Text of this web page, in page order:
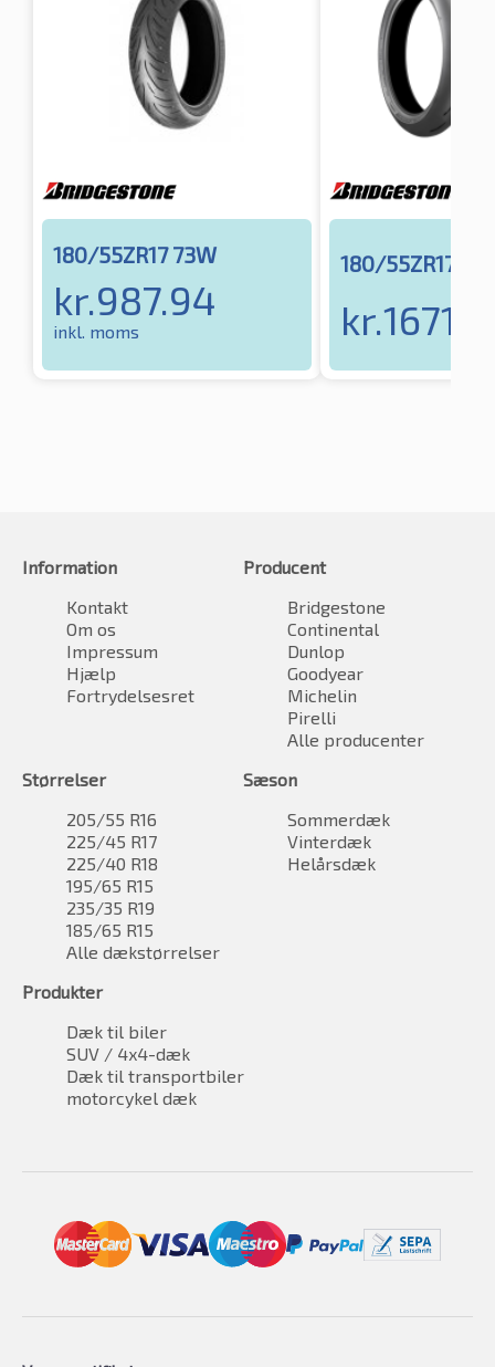
180/55ZR17 73W
kr.987.94
inkl. moms
180/55ZR17
kr.
Information
Kontakt
Om os
Impressum
Hjælp
Fortrydelsesret
Producent
Bridgestone
Continental
Dunlop
Goodyear
Michelin
Pirelli
Alle producenter
Størrelser
205/55 R16
225/45 R17
225/40 R18
195/65 R15
235/35 R19
185/65 R15
Alle dækstørrelser
Sæson
Sommerdæk
Vinterdæk
Helårsdæk
Produkter
Dæk til biler
SUV / 4x4-dæk
Dæk til transportbiler
motorcykel dæk